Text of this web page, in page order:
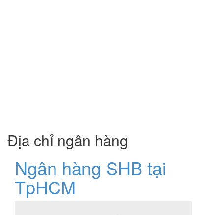
Địa chỉ ngân hàng
Ngân hàng SHB tại
TpHCM